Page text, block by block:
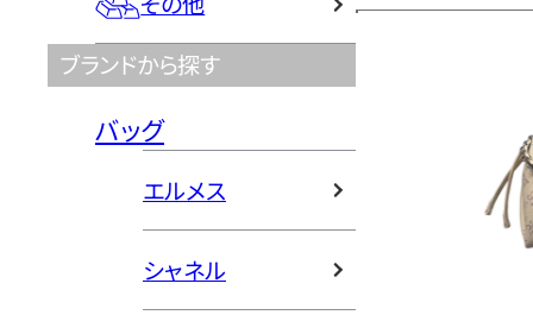
ブランドから探す
バッグ
エルメス
シャネル